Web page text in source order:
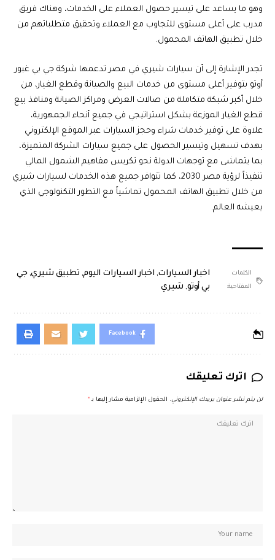
وهو ما يساعد على تيسير حصول العملاء على الخدمات، وهناك فريق
مدرب على أعلى مستوى للتجاوب مع العملاء وتحقيق متطلباتهم من
خلال تطبيق الهاتف المحمول.
تجدر الإشارة إلى أن سيارات شيري في مصر تدعمها شركة جي بي غبور
أوتو بتوفير أعلى مستوى من خدمات البيع والصيانة وقطع الغيار، من
خلال أكبر شبكة متكاملة من صالات العرض ومراكز الصيانة ومنافذ بيع
قطع الغيار الموزعة بشكل استراتيجي في جميع أنحاء الجمهورية،
علاوة على توفير خدمات شراء وحجز السيارات عبر الموقع الإلكتروني
بهدف تسهيل وتيسير الحصول على جميع سيارات الشركة المتميزة،
بما يتماشى مع توجهات الدولة نحو تكريس مفاهيم الشمول المالي
تنفيذاً لرؤية مصر 2030، كما تتوافر جميع هذه الخدمات لسيارات شيري
من خلال تطبيق الهاتف المحمول تماشياً مع التطور التكنولوجي الذي
يعيشه العالم.
الكلمات
المفتاحية:
اخبار السيارات, اخبار السيارات اليوم, تطبيق شيري,جي
بي أوتو, شيري
Facebook
اترك تعليقك
لن يتم نشر عنوان بريدك الإلكتروني. الحقول الإلزامية مشار إليها بـ *